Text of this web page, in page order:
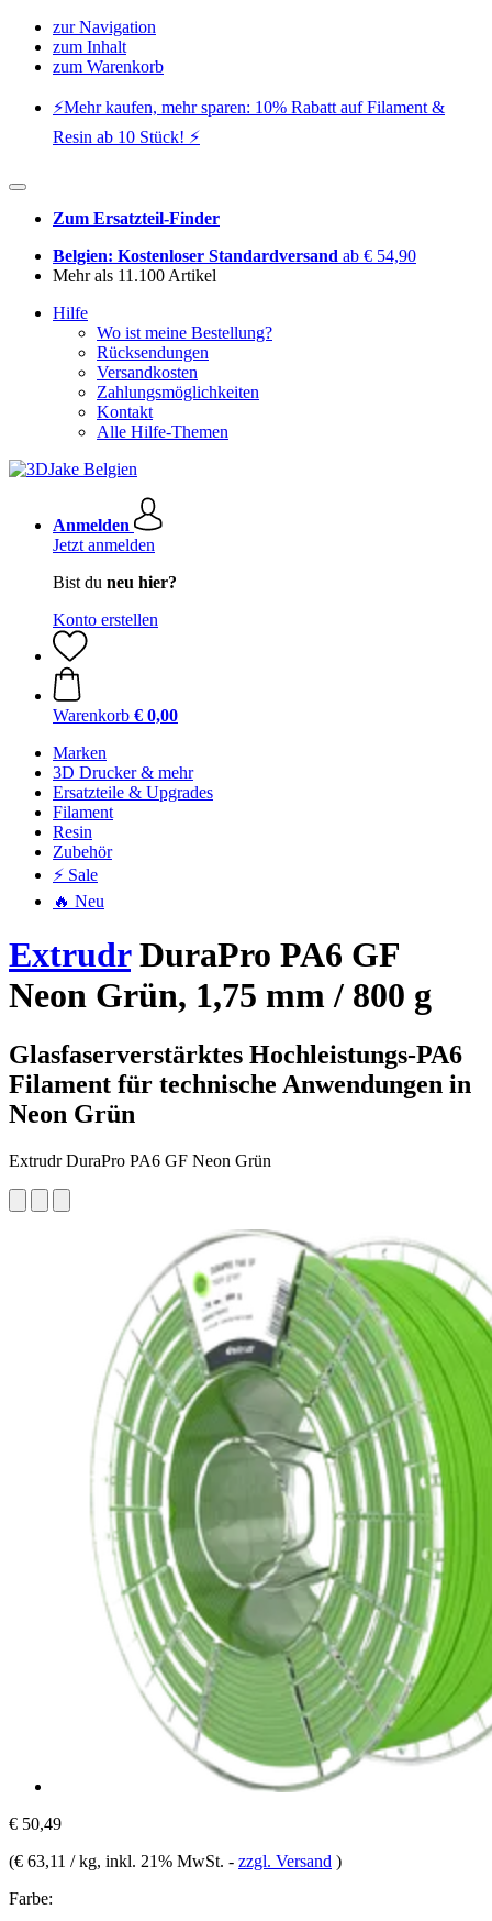
zur Navigation
zum Inhalt
zum Warenkorb
⚡️Mehr kaufen, mehr sparen: 10% Rabatt auf Filament &
Resin ab 10 Stück! ⚡️
Zum Ersatzteil-Finder
Belgien: Kostenloser Standardversand ab € 54,90
Mehr als 11.100 Artikel
Hilfe
Wo ist meine Bestellung?
Rücksendungen
Versandkosten
Zahlungsmöglichkeiten
Kontakt
Alle Hilfe-Themen
Anmelden
Jetzt anmelden
Bist du neu hier?
Konto erstellen
Warenkorb € 0,00
Marken
3D Drucker & mehr
Ersatzteile & Upgrades
Filament
Resin
Zubehör
⚡ Sale
🔥 Neu
ExtrudrDuraPro PA6 GF
Neon Grün, 1,75 mm / 800 g
Glasfaserverstärktes Hochleistungs-PA6
Filament für technische Anwendungen in
Neon Grün
Extrudr DuraPro PA6 GF Neon Grün
€ 50,49
(€ 63,11 / kg, inkl. 21% MwSt. - zzgl. Versand )
Farbe: